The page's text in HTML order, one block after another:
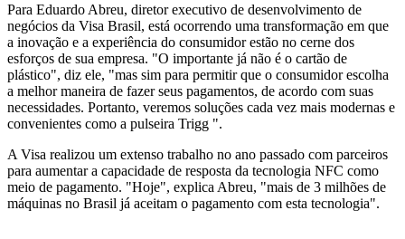
Para Eduardo Abreu, diretor executivo de desenvolvimento de
negócios da Visa Brasil, está ocorrendo uma transformação em que
a inovação e a experiência do consumidor estão no cerne dos
esforços de sua empresa. "O importante já não é o cartão de
plástico", diz ele, "mas sim para permitir que o consumidor escolha
a melhor maneira de fazer seus pagamentos, de acordo com suas
necessidades. Portanto, veremos soluções cada vez mais modernas e
convenientes como a pulseira Trigg ".
A Visa realizou um extenso trabalho no ano passado com parceiros
para aumentar a capacidade de resposta da tecnologia NFC como
meio de pagamento. "Hoje", explica Abreu, "mais de 3 milhões de
máquinas no Brasil já aceitam o pagamento com esta tecnologia".